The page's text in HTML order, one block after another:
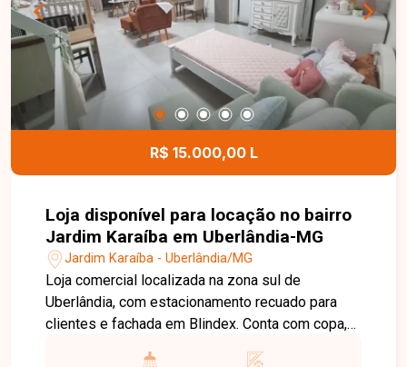
R$ 15.000,00 L
Loja disponível para locação no bairro
Jardim Karaíba em Uberlândia-MG
Jardim Karaíba - Uberlândia/MG
Loja comercial localizada na zona sul de
Uberlândia, com estacionamento recuado para
clientes e fachada em Blindex. Conta com copa,